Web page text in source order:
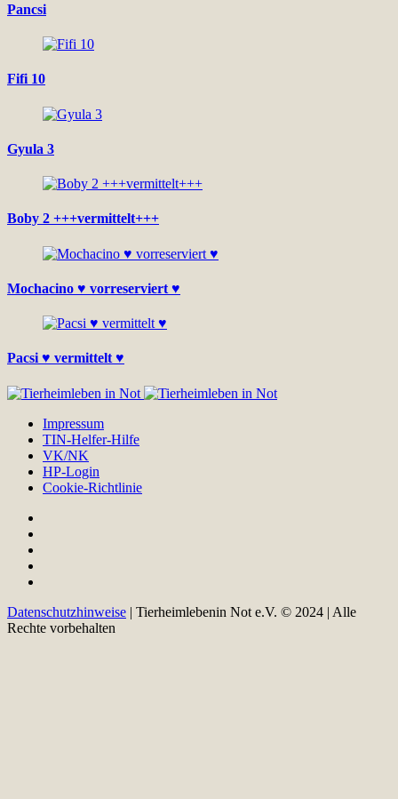
Pancsi
Fifi 10
Gyula 3
Boby 2 +++vermittelt+++
Mochacino ♥ vorreserviert ♥
Pacsi ♥ vermittelt ♥
Impressum
TIN-Helfer-Hilfe
VK/NK
HP-Login
Cookie-Richtlinie
Datenschutzhinweise | Tierheimlebenin Not e.V. © 2024 | Alle
Rechte vorbehalten